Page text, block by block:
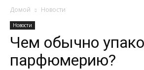
и
Домой Новости
Новости
Чем обычно
парфюмерию?